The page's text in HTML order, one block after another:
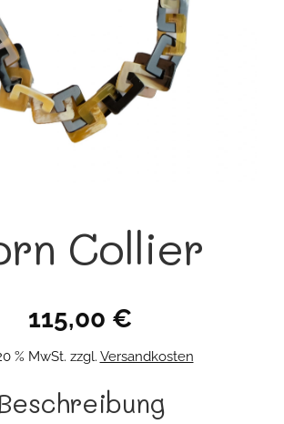
Collier
115,00 €
% MwSt. zzgl. Versandkosten